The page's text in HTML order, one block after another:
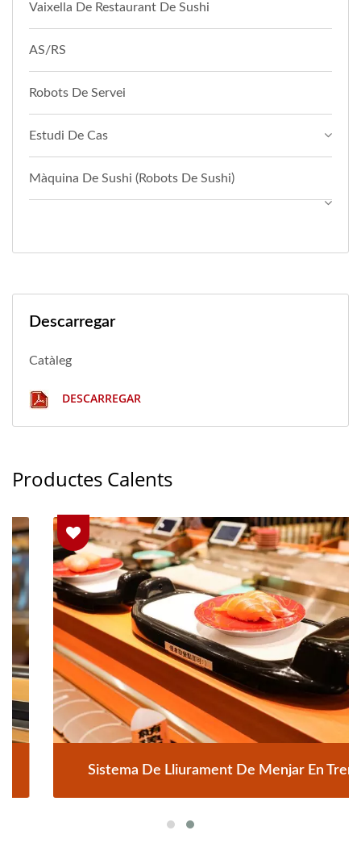
Vaixella De Restaurant De Sushi
AS/RS
Robots De Servei
Estudi De Cas
Màquina De Sushi (robots De Sushi)
Descarregar
Catàleg
DESCARREGAR
Productes Calents
Sistema De Lliurament De Menjar En Tren